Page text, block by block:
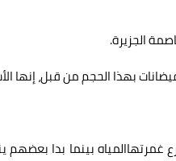
بهذا الحجم من قبل، إنها
بينما بدا